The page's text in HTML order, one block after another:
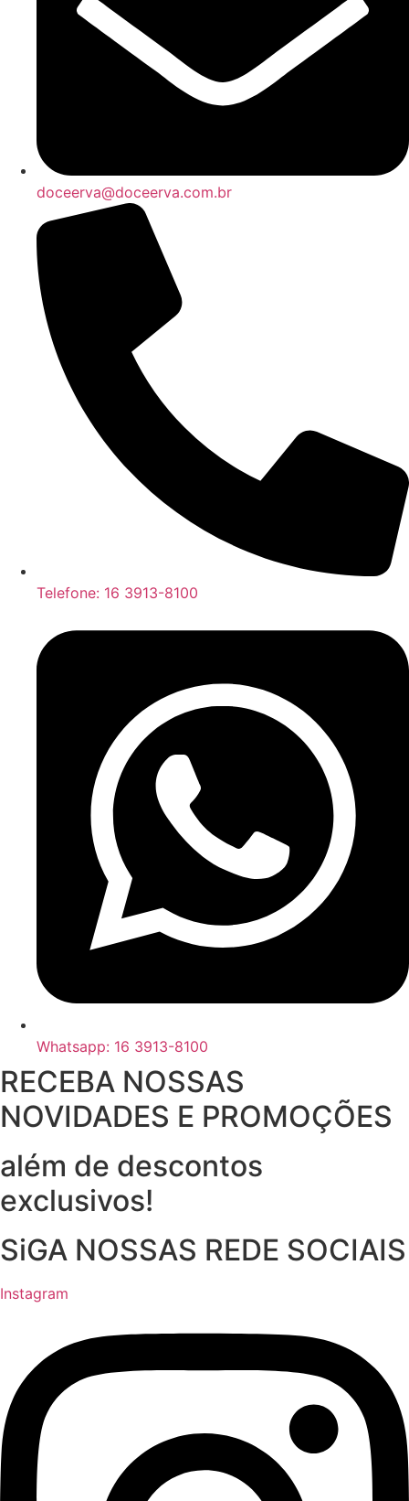
doceerva@doceerva.com.br
Telefone: 16 3913-8100
Whatsapp: 16 3913-8100
RECEBA NOSSAS
NOVIDADES E PROMOÇÕES
além de descontos
exclusivos!
SiGA NOSSAS REDE SOCIAIS
Instagram